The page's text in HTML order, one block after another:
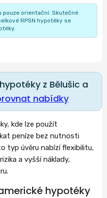
pouze orientační. Skutečné
RPSN hypotéky se
z Bělušic a
nabídky
kde lze použít
peníze bez nutnosti
typ úvěru nabízí flexibilitu,
a vyšší náklady,
hypotéky